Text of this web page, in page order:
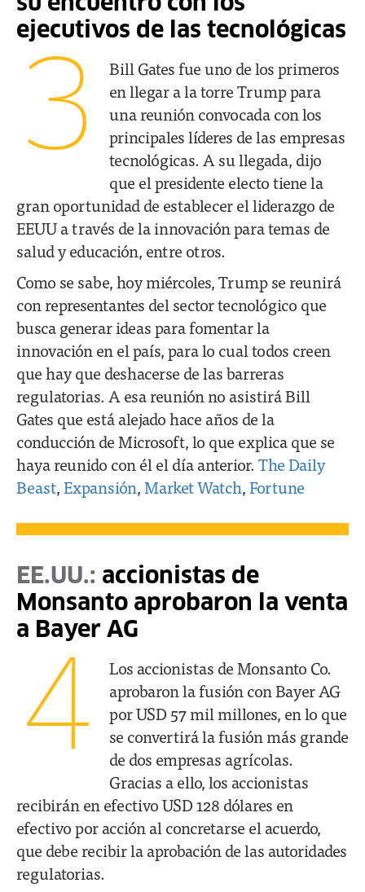
ejecutivos de las tecnológicas
3
Bill Gates fue uno de los primeros
en llegar a la torre Trump para
una reunión convocada con los
principales líderes de las empresas
tecnológicas. A su llegada, dijo
que el presidente electo tiene la
gran oportunidad de establecer el liderazgo de
EEUU a través de la innovación para temas de
salud y educación, entre otros.
Como se sabe, hoy miércoles, Trump se reunirá
con representantes del sector tecnológico que
busca generar ideas para fomentar la
innovación en el país, para lo cual todos creen
que hay que deshacerse de las barreras
regulatorias. A esa reunión no asistirá Bill
Gates que está alejado hace años de la
conducción de Microsoft, lo que explica que se
haya reunido con él el día anterior. The Daily
Beast,Expansión,Market Watch,Fortune
EE.UU.: accionistas de
Monsanto aprobaron la venta
a Bayer AG
4
Los accionistas de Monsanto Co.
aprobaron la fusión con Bayer AG
por USD 57 mil millones, en lo que
se convertirá la fusión más grande
de dos empresas agrícolas.
Gracias a ello, los accionistas
recibirán en efectivo USD 128 dólares en
efectivo por acción al concretarse el acuerdo,
que debe recibir la aprobación de las autoridades
regulatorias.